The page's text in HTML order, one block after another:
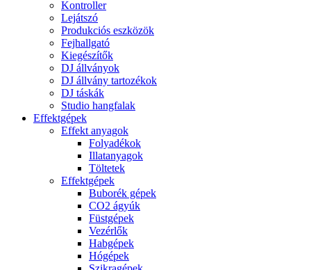
Kontroller
Lejátszó
Produkciós eszközök
Fejhallgató
Kiegészítők
DJ állványok
DJ állvány tartozékok
DJ táskák
Studio hangfalak
Effektgépek
Effekt anyagok
Folyadékok
Illatanyagok
Töltetek
Effektgépek
Buborék gépek
CO2 ágyúk
Füstgépek
Vezérlők
Habgépek
Hógépek